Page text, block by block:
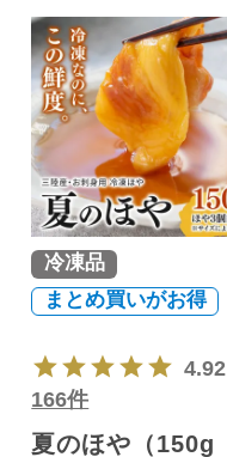
冷凍品
まとめ買いがお得
4.92
166件
夏のほや（150g